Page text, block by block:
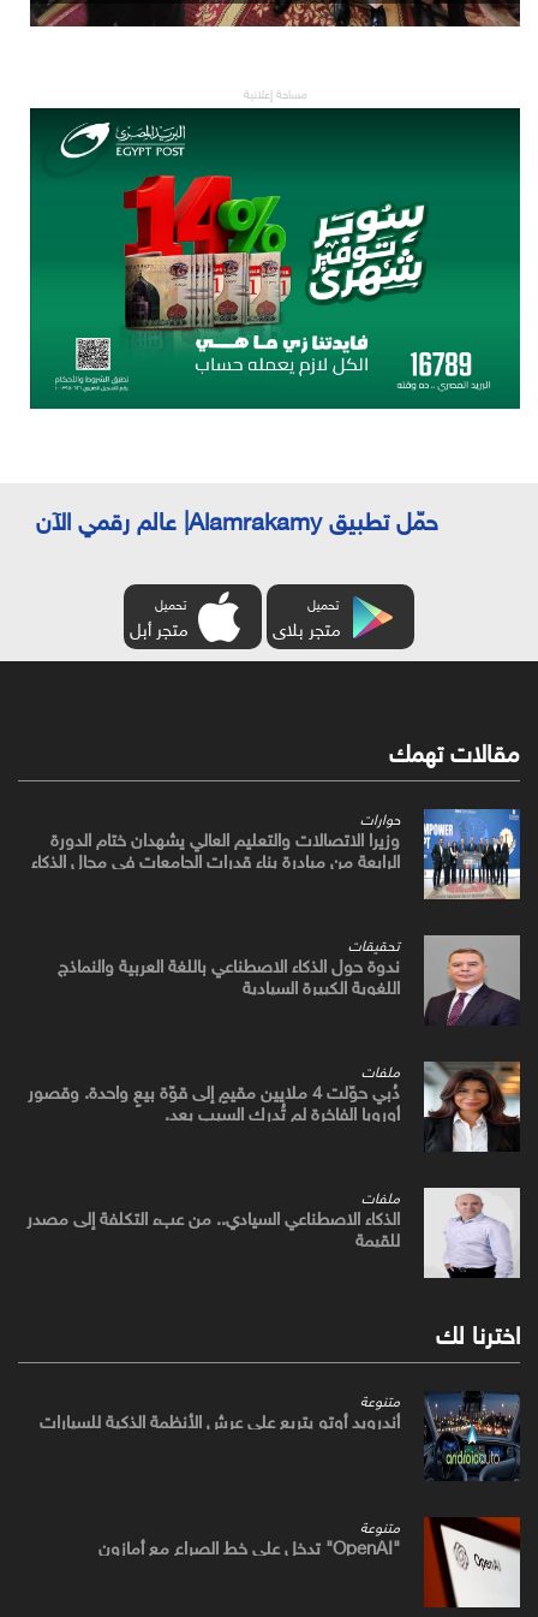
مساحة إعلانية
حمّل تطبيق Alamrakamy| عالم رقمي الآن
تحميل
متجر بلاى
تحميل
متجر أبل
مقالات تهمك
حوارات
وزيرا الاتصالات والتعليم العالي يشهدان ختام الدورة
الرابعة من مبادرة بناء قدرات الجامعات في مجال الذكاء
تحقيقات
ندوة حول الذكاء الاصطناعي باللغة العربية والنماذج
اللغوية الكبيرة السيادية
ملفات
دُبي حوّلت 4 ملايين مقيمٍ إلى قوّة بيعٍ واحدة. وقصور
أوروبا الفاخرة لم تُدرك السبب بعد.
ملفات
الذكاء الاصطناعي السيادي.. من عبء التكلفة إلى مصدر
للقيمة
اخترنا لك
متنوعة
أندرويد أوتو يتربع علي عرش الأنظمة الذكية للسيارات
متنوعة
"OpenAI" تدخل علي خط الصراع مع أمازون